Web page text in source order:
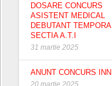
DOSARE CONCURS
ASISTENT MEDICAL
DEBUTANT
SECTIA A.T.I
31 martie 2025
ANUNT CONCURS
20 martie 2025